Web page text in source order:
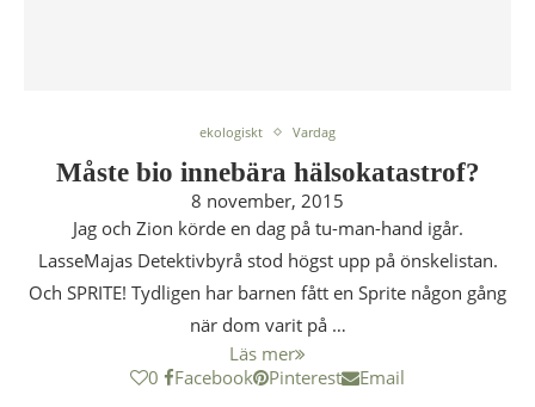
ekologiskt Vardag
Måste bio innebära hälsokatastrof?
8 november, 2015
Jag och Zion körde en dag på tu-man-hand igår.
LasseMajas Detektivbyrå stod högst upp på önskelistan.
Och SPRITE! Tydligen har barnen fått en Sprite någon gång
när dom varit på …
Läs mer
0
Facebook Pinterest Email